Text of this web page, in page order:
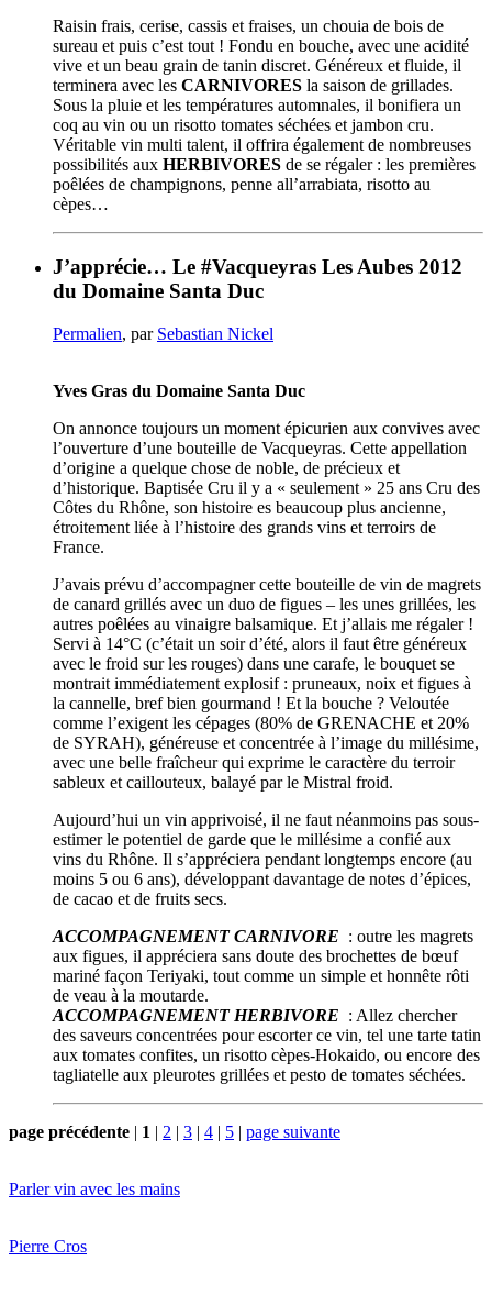
Raisin frais, cerise, cassis et fraises, un chouia de bois de
sureau et puis c’est tout ! Fondu en bouche, avec une acidité
vive et un beau grain de tanin discret. Généreux et fluide, il
terminera avec les CARNIVORES la saison de grillades.
Sous la pluie et les températures automnales, il bonifiera un
coq au vin ou un risotto tomates séchées et jambon cru.
Véritable vin multi talent, il offrira également de nombreuses
possibilités aux HERBIVORES de se régaler : les premières
poêlées de champignons, penne all’arrabiata, risotto au
cèpes…
J’apprécie… Le #Vacqueyras Les Aubes 2012
du Domaine Santa Duc
Permalien, par Sebastian Nickel
Yves Gras du Domaine Santa Duc
On annonce toujours un moment épicurien aux convives avec
l’ouverture d’une bouteille de Vacqueyras. Cette appellation
d’origine a quelque chose de noble, de précieux et
d’historique. Baptisée Cru il y a « seulement » 25 ans Cru des
Côtes du Rhône, son histoire es beaucoup plus ancienne,
étroitement liée à l’histoire des grands vins et terroirs de
France.
J’avais prévu d’accompagner cette bouteille de vin de magrets
de canard grillés avec un duo de figues – les unes grillées, les
autres poêlées au vinaigre balsamique. Et j’allais me régaler !
Servi à 14°C (c’était un soir d’été, alors il faut être généreux
avec le froid sur les rouges) dans une carafe, le bouquet se
montrait immédiatement explosif : pruneaux, noix et figues à
la cannelle, bref bien gourmand ! Et la bouche ? Veloutée
comme l’exigent les cépages (80% de GRENACHE et 20%
de SYRAH), généreuse et concentrée à l’image du millésime,
avec une belle fraîcheur qui exprime le caractère du terroir
sableux et caillouteux, balayé par le Mistral froid.
Aujourd’hui un vin apprivoisé, il ne faut néanmoins pas sous-
estimer le potentiel de garde que le millésime a confié aux
vins du Rhône. Il s’appréciera pendant longtemps encore (au
moins 5 ou 6 ans), développant davantage de notes d’épices,
de cacao et de fruits secs.
ACCOMPAGNEMENT CARNIVORE : outre les magrets
aux figues, il appréciera sans doute des brochettes de bœuf
mariné façon Teriyaki, tout comme un simple et honnête rôti
de veau à la moutarde.
ACCOMPAGNEMENT HERBIVORE : Allez chercher
des saveurs concentrées pour escorter ce vin, tel une tarte tatin
aux tomates confites, un risotto cèpes-Hokaido, ou encore des
tagliatelle aux pleurotes grillées et pesto de tomates séchées.
page précédente | 1 | 2 | 3 | 4 | 5 | page suivante
Parler vin avec les mains
Pierre Cros